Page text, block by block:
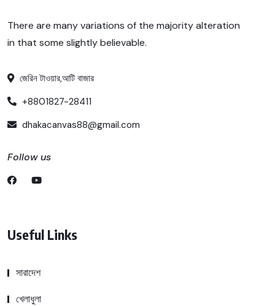
There are many variations of the majority alteration
in that some slightly believable.
জেরিন টাওয়ার,আটি বাজার
+8801827-28411
dhakacanvas88@gmail.com
Follow us
Useful Links
সারাদেশ
খেলাধুলা